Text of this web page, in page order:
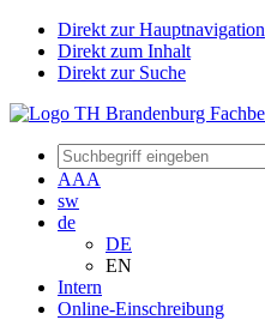
Direkt zur Hauptnavigation
Direkt zum Inhalt
Direkt zur Suche
AAA
sw
de
DE
EN
Intern
Online-Einschreibung